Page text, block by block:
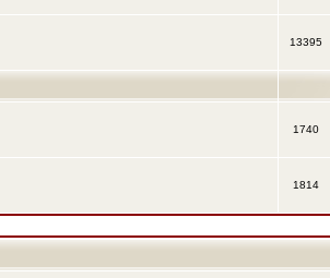
13395
1740
1814